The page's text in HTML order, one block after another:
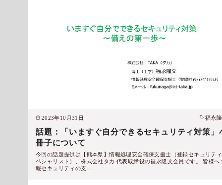
2023年10月31日 福永
話題：「いますぐ自分できるセキュリティ対策」
冊子について
今回の話題提供は【熊本県】情報処理安全確保支援士（登録セキュリティ
ペシャリスト）、株式会社タカ 代表取締役の福永隆文会員です。 皆様へ
報セキュリティの支…